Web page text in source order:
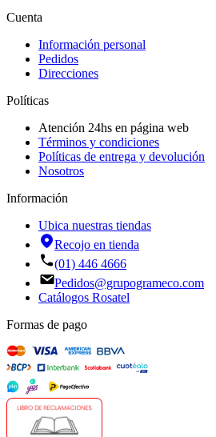
Cuenta
Información personal
Pedidos
Direcciones
Políticas
Atención 24hs en página web
Términos y condiciones
Políticas de entrega y devolución
Nosotros
Información
Ubica nuestras tiendas
Recojo en tienda
(01) 446 4666
Pedidos@grupogrameco.com
Catálogos Rosatel
Formas de pago